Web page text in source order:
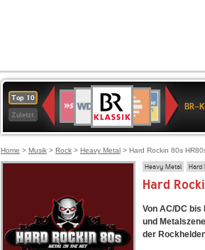
Top 10
Zuletzt
Deutschlandfunk
80er
90er
OLDIE
ANTENNE
4
BR-
KLASSIK
Deutschlandfunk
Kultur
ANTENNE
BAYERN
SWR
Kultur
NDR
2
BR-
Home > Musik > Rock > Heavy Metal > Hard Rockin 80s
Heavy Metal Hard
Hard
Von AC/DC
und
der